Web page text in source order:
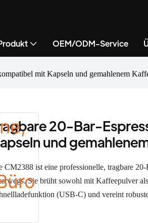
OEM/ODM-Service
mit Kapseln und gemahlenem
20-Bar-
und
CM2388 ist eine professionelle, tragbare
Sie brüht sowohl mit Kaffeepulver
(USB-C) und vereint